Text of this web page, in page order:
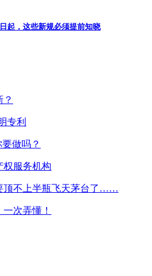
起，这些新规必须提前知晓
专利
做吗？
权服务机构
顶不上半瓶飞天茅台了……
次弄懂！